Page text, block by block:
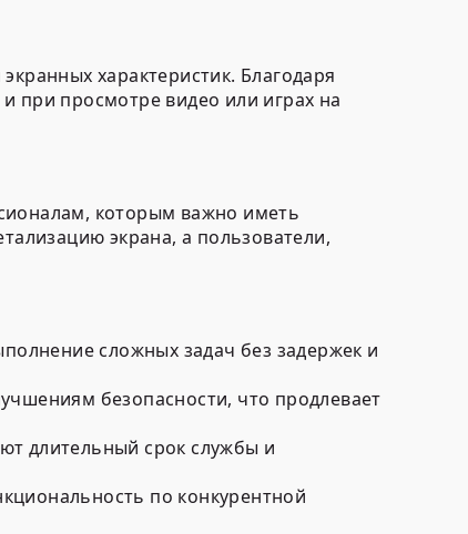
характеристик. Благодаря
при просмотре видео или играх на
которым важно иметь
экрана, а пользователи,
сложных задач без задержек и
безопасности, что продлевает
длительный срок службы и
по конкурентной